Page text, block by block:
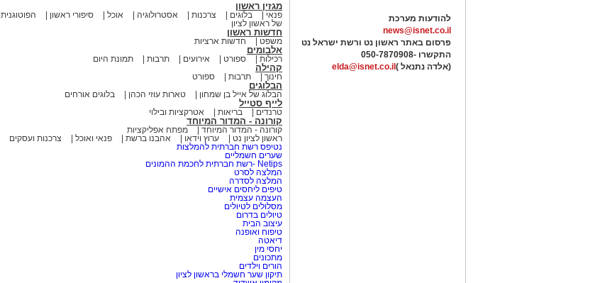
להודעות מערכת
news@isnet.co.il
פרסום באתר ראשון נט ורשת ישראל נט
התקשרו -050-7870908
(אלדה נתנאל ) elda@isnet.co.il
מגזין ראשון
פנאי בלוגים צרכנות אסטרולוגיה אוכל סיפורי ראשון
הפוטוגנית
של ראשון לציון
חדשות ראשון
משפט חדשות ארציות
אלבומים
רכילות ספורט אירועים תרבות תמונת היום
קהילה
חינוך תרבות ספורט
הבלוגים
הבלוג של אייל בן שמחון טארות עוזי הכהן בלוגים אורחים
לייף סטייל
טרנדים בריאות אטרקציות ובילוי
קורונה - המדור המיוחד
קורונה - המדור המיוחד
מפתח אפליקציות
ראשון לציון נט
ערוץ וידאו אהבנו ברשת פנאי ואוכל
צרכנות ועסקים
נטיפס רשת חברתית להמלצות
שערים חשמליים
Netips -רשת חברתית לחכמת ההמונים
המלצה לסרט
המלצה לסדרה
טיפים ליחסים אישיים
העצמה עצמית
מסלולים לטיולים
טיולים בדרום
עיצוב הבית
טיפוח ואופנה
דיאטה
יחסי מין
מתכונים
הורים וילדים
תיקון שער חשמלי בראשון לציון